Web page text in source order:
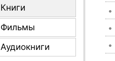
Книги
Фильмы
Аудиокниги